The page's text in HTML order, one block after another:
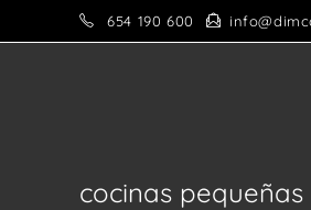
654 190 600
cocinas pequeñas